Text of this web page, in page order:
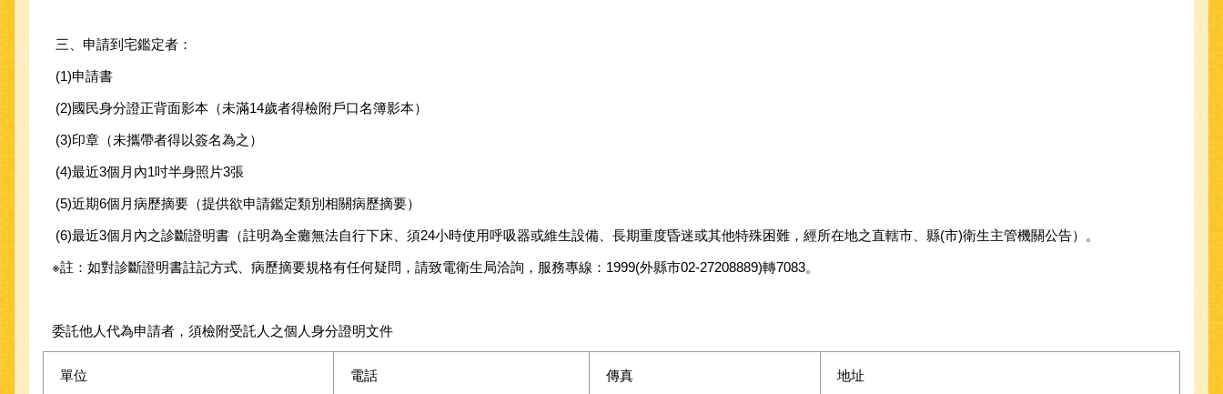
三、申請到宅鑑定者：
(1)申請書
(2)國民身分證正背面影本（未滿14歲者得檢附戶口名簿影本）
(3)印章（未攜帶者得以簽名為之）
(4)最近3個月內1吋半身照片3張
(5)近期6個月病歷摘要（提供欲申請鑑定類別相關病歷摘要）
(6)最近3個月內之診斷證明書（註明為全癱無法自行下床、須24小時使用呼吸器或維生設備、長期重度昏迷或其他特殊困難，經所在地之直轄市、縣(市)衛生主管機關公告）。
※註：如對診斷證明書註記方式、病歷摘要規格有任何疑問，請致電衛生局洽詢，服務專線：1999(外縣市02-27208889)轉7083。
委託他人代為申請者，須檢附受託人之個人身分證明文件
單位 電話 傳真 地址